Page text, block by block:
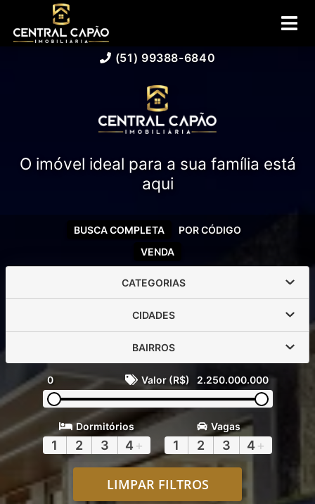
(51) 99388-6840
O imóvel ideal para a sua família está
aqui
VENDA
BUSCA COMPLETA POR CÓDIGO
CATEGORIAS
CIDADES
BAIRROS
0 Valor (R$) 2.250.000.000
Dormitórios
1 2 3 4 +
Vagas
1 2 3 4 +
LIMPAR FILTROS